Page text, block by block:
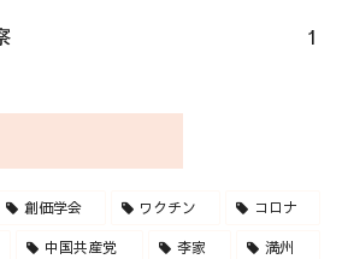
1
創価学会 ワクチン コロナ
中国共産党 李家 満州